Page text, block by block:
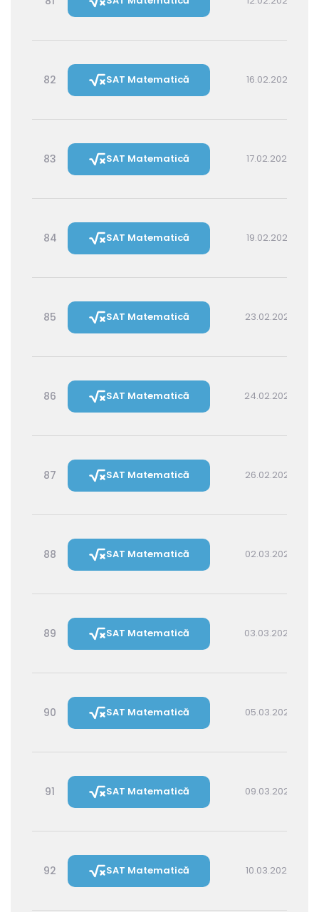
82 SAT Matematică 16.02.2027 16:00
83 SAT Matematică 17.02.2027 14:30
84 SAT Matematică 19.02.2027 16:00
85 SAT Matematică 23.02.2027 16:00
86 SAT Matematică 24.02.2027 14:30
87 SAT Matematică 26.02.2027 16:00
88 SAT Matematică 02.03.2027 16:00
89 SAT Matematică 03.03.2027 14:30
90 SAT Matematică 05.03.2027 16:00
91 SAT Matematică 09.03.2027 16:00
92 SAT Matematică 10.03.2027 14:30